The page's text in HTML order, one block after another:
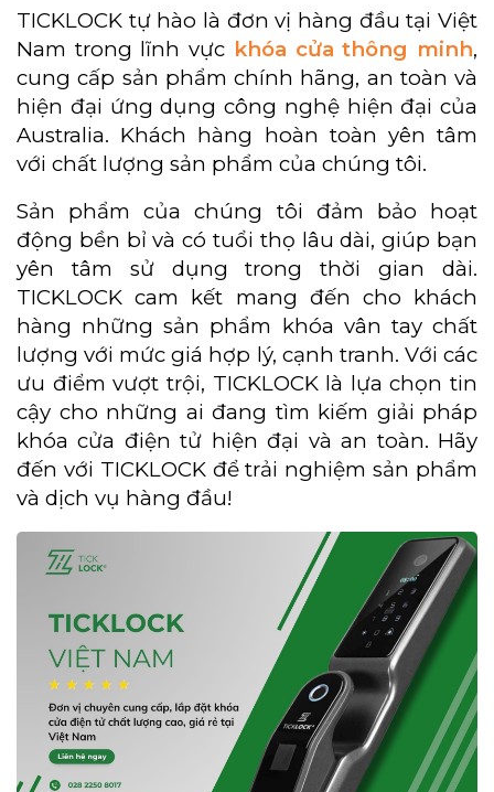
TICKLOCK tự hào là đơn vị hàng đầu tại Việt
Nam trong lĩnh vực khóa cửa thông minh,
cung cấp sản phẩm chính hãng, an toàn và
hiện đại ứng dụng công nghệ hiện đại của
Australia. Khách hàng hoàn toàn yên tâm
với chất lượng sản phẩm của chúng tôi.
Sản phẩm của chúng tôi đảm bảo hoạt
động bền bỉ và có tuổi thọ lâu dài, giúp bạn
yên tâm sử dụng trong thời gian dài.
TICKLOCK cam kết mang đến cho khách
hàng những sản phẩm khóa vân tay chất
lượng với mức giá hợp lý, cạnh tranh. Với các
ưu điểm vượt trội, TICKLOCK là lựa chọn tin
cậy cho những ai đang tìm kiếm giải pháp
khóa cửa điện tử hiện đại và an toàn. Hãy
đến với TICKLOCK để trải nghiệm sản phẩm
và dịch vụ hàng đầu!